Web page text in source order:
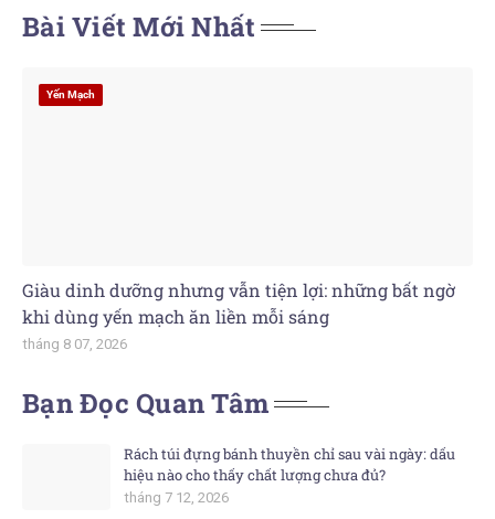
Bài Viết Mới Nhất
Yến Mạch
Giàu dinh dưỡng nhưng vẫn tiện lợi: những bất ngờ
khi dùng yến mạch ăn liền mỗi sáng
tháng 8 07, 2026
Bạn Đọc Quan Tâm
Rách túi đựng bánh thuyền chỉ sau vài ngày: dấu
hiệu nào cho thấy chất lượng chưa đủ?
tháng 7 12, 2026